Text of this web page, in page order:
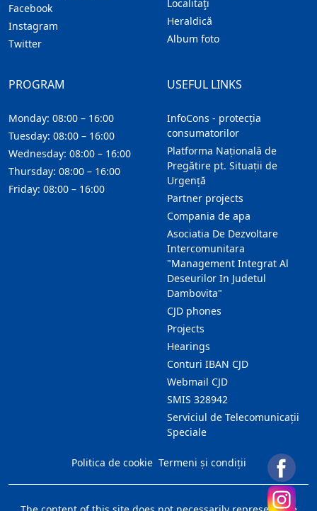
Facebook
Instagram
Twitter
Localitaţi
Heraldică
Album foto
USEFUL LINKS
InfoCons - protecția
consumatorilor
Platforma Națională de
Pregătire pt. Situații de
Urgență
Partner projects
Compania de apa
Asociatia De Dezvoltare
Intercomunitara
"Management Integrat Al
Deseurilor In Judetul
Dambovita"
CJD phones
Projects
Hearings
Conturi IBAN CJD
Webmail CJD
SMIS 328942
Serviciul de Telecomunicații
Speciale
PROGRAM
Monday: 08:00 – 16:00
Tuesday: 08:00 – 16:00
Wednesday: 08:00 – 16:00
Thursday: 08:00 – 16:00
Friday: 08:00 – 16:00
Politica de cookie Termeni și condiții